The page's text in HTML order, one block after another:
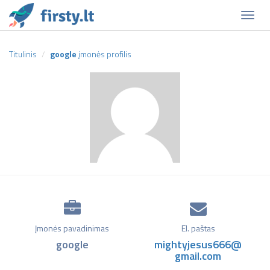
Titulinis google įmonės profilis
Įmonės pavadinimas
google
El. paštas
mightyjesus666@
gmail.com